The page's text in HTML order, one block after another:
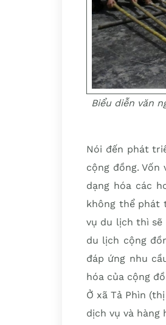
Biểu diễn văn
Nói đến phát
cộng đồng.
dạng hóa các
không thể phát
vụ du lịch thì sẽ
du lịch cộng
đáp ứng nhu
hóa của cộng
Ở xã Tả Phìn
dịch vụ và